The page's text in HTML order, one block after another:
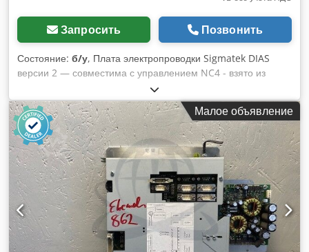
Запросить Позвонить
Состояние: б/у, Плата электропроводки Sigmatek DIAS
версии 2 — совместима с управлением NC4 - взято из
системы Demag ET 6 - снято с работающей машины -
полностью функциональныйПроизводитель: Sigmatek
Номер запасной части: Номер производителя: Dodjrr
Egzspfx Aa Ieck Tand: используется
Малое объявление